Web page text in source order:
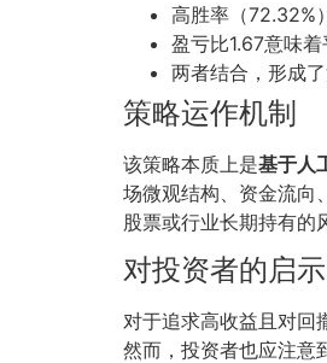
高胜率（72.32%
盈亏比1.67意味
两者结合，形成
策略运作机制
该策略本质上是基于人
场微观结构、资金流向
股票或行业长期持有的
对投资者的启示
对于追求高收益且对回
然而，投资者也应注意